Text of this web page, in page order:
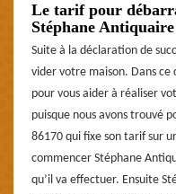
Le tarif pour
Stéphane
Suite à la déclaration de
vider votre maison. Dans ce
pour vous aider à réaliser
puisque nous avons trouvé
86170 qui fixe son tarif sur
commencer Stéphane
qu’il va effectuer. Ensuite